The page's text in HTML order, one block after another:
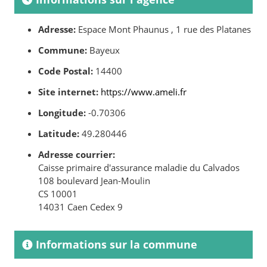
Adresse: Espace Mont Phaunus , 1 rue des Platanes
Commune: Bayeux
Code Postal: 14400
Site internet: https://www.ameli.fr
Longitude: -0.70306
Latitude: 49.280446
Adresse courrier:
Caisse primaire d'assurance maladie du Calvados
108 boulevard Jean-Moulin
CS 10001
14031 Caen Cedex 9
Informations sur la commune